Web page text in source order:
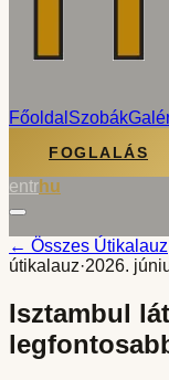
Főoldal Szobák
FOGLALÁS
entrhu
← Összes Útikalauz
útikalauz·2026.
Isztambul